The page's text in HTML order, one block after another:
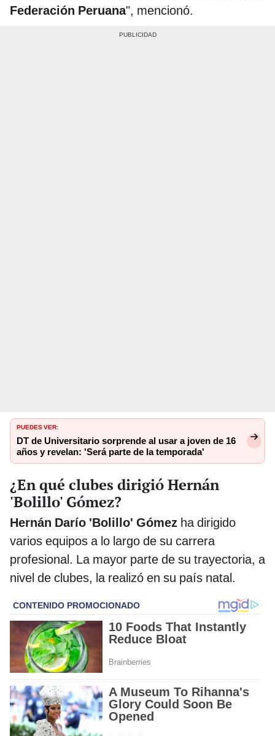
Federación Peruana", mencionó.
PUEDES VER:
DT de Universitario sorprende al usar a joven de 16
años y revelan: 'Será parte de la temporada'
¿En qué clubes dirigió Hernán
'Bolillo' Gómez?
Hernán Darío 'Bolillo' Gómez ha dirigido
varios equipos a lo largo de su carrera
profesional. La mayor parte de su trayectoria, a
nivel de clubes, la realizó en su país natal.